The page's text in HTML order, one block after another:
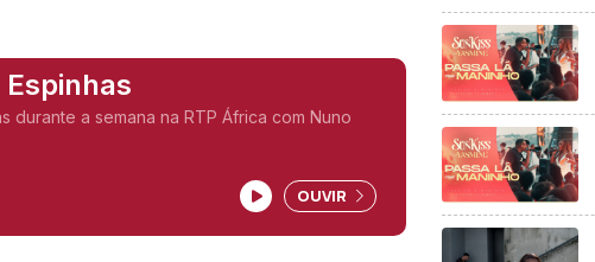
durante a semana na RTP África com Nuno
OUVIR